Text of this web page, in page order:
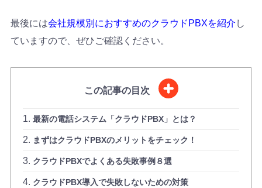
最後には会社規模別におすすめのクラウドPBXを紹介 し
ていますので、ぜひご確認ください。
この記事の目次
最新の電話システム「クラウドPBX」とは？
まずはクラウドPBXのメリットをチェック！
クラウドPBXでよくある失敗事例８選
クラウドPBX導入で失敗しないための対策